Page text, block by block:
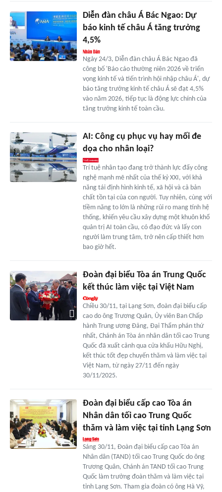
Diễn đàn châu Á Bác Ngao: Dự
báo kinh tế châu Á tăng trưởng
4,5%
Ngày 24/3, Diễn đàn châu Á Bác Ngao đã
công bố 'Báo cáo thường niên 2026 về triển
vọng kinh tế và tiến trình hội nhập châu Á', dự
báo tăng trưởng kinh tế châu Á sẽ đạt 4,5%
vào năm 2026, tiếp tục là động lực chính của
tăng trưởng kinh tế toàn cầu.
AI: Công cụ phục vụ hay mối đe
dọa cho nhân loại?
Trí tuệ nhân tạo đang trở thành lực đẩy công
nghệ mạnh mẽ nhất của thế kỷ XXI, với khả
năng tái định hình kinh tế, xã hội và cả bản
chất tồn tại của con người. Tuy nhiên, cùng với
tiềm năng to lớn là những rủi ro mang tính hệ
thống, khiến yêu cầu xây dựng một khuôn khổ
quản trị AI toàn cầu, có đạo đức và lấy con
người làm trung tâm, trở nên cấp thiết hơn
bao giờ hết.
Đoàn đại biểu Tòa án Trung Quốc
kết thúc làm việc tại Việt Nam
Chiều 30/11, tại Lạng Sơn, đoàn đại biểu cấp
cao do ông Trương Quân, Ủy viên Ban Chấp
hành Trung ương Đảng, Đại Thẩm phán thứ
nhất, Chánh án Tòa án nhân dân tối cao Trung
Quốc đã xuất cảnh qua cửa khẩu Hữu Nghị,
kết thúc tốt đẹp chuyến thăm và làm việc tại
Việt Nam, từ ngày 27/11 đến ngày
30/11/2025.
Đoàn đại biểu cấp cao Tòa án
Nhân dân tối cao Trung Quốc
thăm và làm việc tại tỉnh Lạng Sơn
Sáng 30/11, Đoàn đại biểu cấp cao Tòa án
Nhân dân (TAND) tối cao Trung Quốc do ông
Trương Quân, Chánh án TAND tối cao Trung
Quốc làm trưởng đoàn thăm và làm việc tại
tỉnh Lạng Sơn. Tham gia đoàn có ông Hà Vỹ,